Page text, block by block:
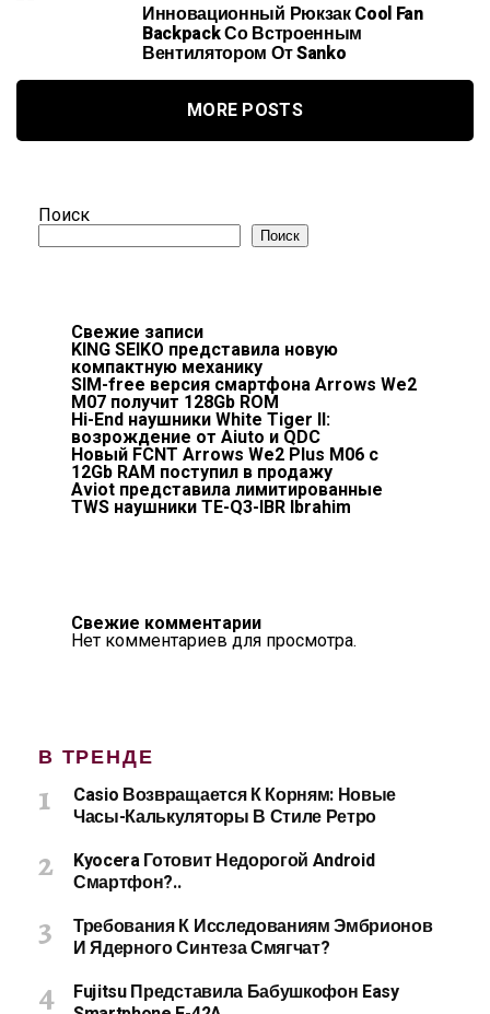
Инновационный Рюкзак Cool Fan
Backpack Со Встроенным
Вентилятором От Sanko
MORE POSTS
Поиск
Поиск
Свежие записи
KING SEIKO представила новую
компактную механику
SIM-free версия смартфона Arrows We2
M07 получит 128Gb ROM
Hi-End наушники White Tiger II:
возрождение от Aiuto и QDC
Новый FCNT Arrows We2 Plus M06 с
12Gb RAM поступил в продажу
Aviot представила лимитированные
TWS наушники TE-Q3-IBR Ibrahim
Свежие комментарии
Нет комментариев для просмотра.
В ТРЕНДЕ
Casio Возвращается К Корням: Новые
Часы-Калькуляторы В Стиле Ретро
Kyocera Готовит Недорогой Android
Смартфон?..
Требования К Исследованиям Эмбрионов
И Ядерного Синтеза Смягчат?
Fujitsu Представила Бабушкофон Easy